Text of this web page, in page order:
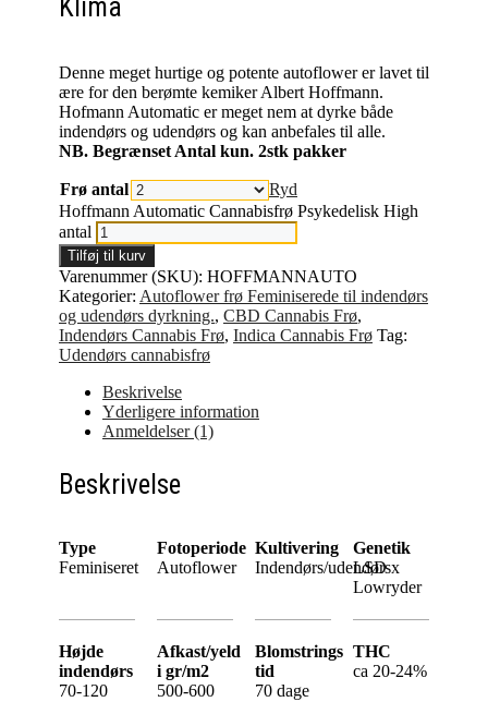
Klima
Denne meget hurtige og potente autoflower er lavet til
ære for den berømte kemiker Albert Hoffmann.
Hofmann Automatic er meget nem at dyrke både
indendørs og udendørs og kan anbefales til alle.
NB. Begrænset Antal kun. 2stk pakker
Frø antal
Ryd
Hoffmann Automatic Cannabisfrø Psykedelisk High
antal
Tilføj til kurv
Varenummer (SKU): HOFFMANNAUTO
Kategorier: Autoflower frø Feminiserede til indendørs
og udendørs dyrkning., CBD Cannabis Frø,
Indendørs Cannabis Frø, Indica Cannabis Frø Tag:
Udendørs cannabisfrø
Beskrivelse
Yderligere information
Anmeldelser (1)
Beskrivelse
Type
Feminiseret
Fotoperiode
Autoflower
Kultivering
Indendørs/udendørs
Genetik
LSD x
Lowryder
Højde
indendørs
70-120
Afkast/yeld
i gr/m2
500-600
Blomstrings
tid
70 dage
THC
ca 20-24%